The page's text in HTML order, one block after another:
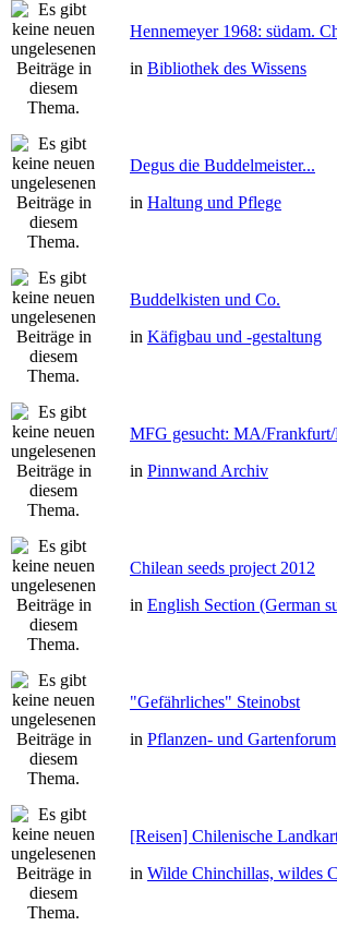
Hennemeyer 1968: südam.
in Bibliothek des Wissens
Degus die Buddelmeister...
in Haltung und Pflege
Buddelkisten und Co.
in Käfigbau und -gestaltung
MFG gesucht: MA/
in Pinnwand Archiv
Chilean seeds project 2012
in English Section (German
"Gefährliches" Steinobst
in Pflanzen- und Gartenforum
[Reisen] Chilenische
in Wilde Chinchillas, wildes